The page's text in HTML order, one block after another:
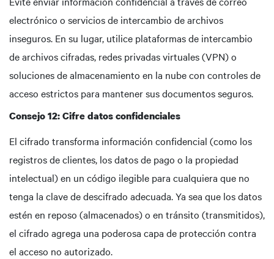
electrónico o servicios de intercambio de archivos
inseguros. En su lugar, utilice plataformas de intercambio
de archivos cifradas, redes privadas virtuales (VPN) o
soluciones de almacenamiento en la nube con controles de
acceso estrictos para mantener sus documentos seguros.
Consejo 12: Cifre datos confidenciales
El cifrado transforma información confidencial (como los
registros de clientes, los datos de pago o la propiedad
intelectual) en un código ilegible para cualquiera que no
tenga la clave de descifrado adecuada. Ya sea que los datos
estén en reposo (almacenados) o en tránsito (transmitidos),
el cifrado agrega una poderosa capa de protección contra
el acceso no autorizado.